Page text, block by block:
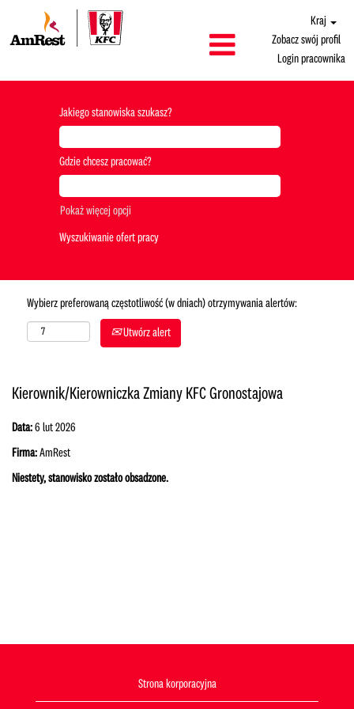
Kraj
Zobacz swój profil
Login pracownika
Jakiego stanowiska szukasz?
Gdzie chcesz pracować?
Pokaż więcej opcji
Wybierz preferowaną częstotliwość (w dniach) otrzymywania alertów:
Utwórz alert
Kierownik/Kierowniczka Zmiany KFC Gronostajowa
Data:6 lut 2026
Firma:AmRest
Niestety, stanowisko zostało obsadzone.
Strona korporacyjna